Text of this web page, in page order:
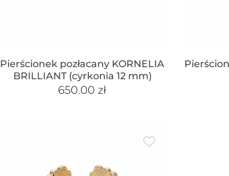
Pierścionek pozłacany KORNELIA
BRILLIANT (cyrkonia 12 mm)
650.00zł